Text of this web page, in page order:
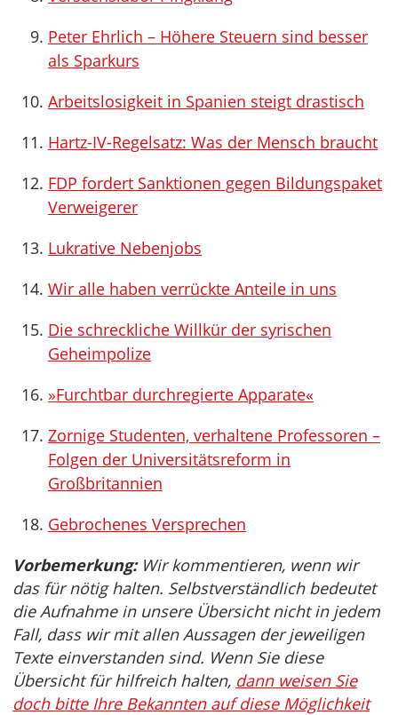
Peter Ehrlich – Höhere Steuern sind besser
als Sparkurs
Arbeitslosigkeit in Spanien steigt drastisch
Hartz-IV-Regelsatz: Was der Mensch braucht
FDP fordert Sanktionen gegen Bildungspaket
Verweigerer
Lukrative Nebenjobs
Wir alle haben verrückte Anteile in uns
Die schreckliche Willkür der syrischen
Geheimpolize
»Furchtbar durchregierte Apparate«
Zornige Studenten, verhaltene Professoren –
Folgen der Universitätsreform in
Großbritannien
Gebrochenes Versprechen
Vorbemerkung:Wir kommentieren, wenn wir
das für nötig halten. Selbstverständlich bedeutet
die Aufnahme in unsere Übersicht nicht in jedem
Fall, dass wir mit allen Aussagen der jeweiligen
Texte einverstanden sind. Wenn Sie diese
Übersicht für hilfreich halten, dann weisen Sie
doch bitte Ihre Bekannten auf diese Möglichkeit